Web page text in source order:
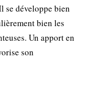
se développe bien
bien les
Un apport en
son